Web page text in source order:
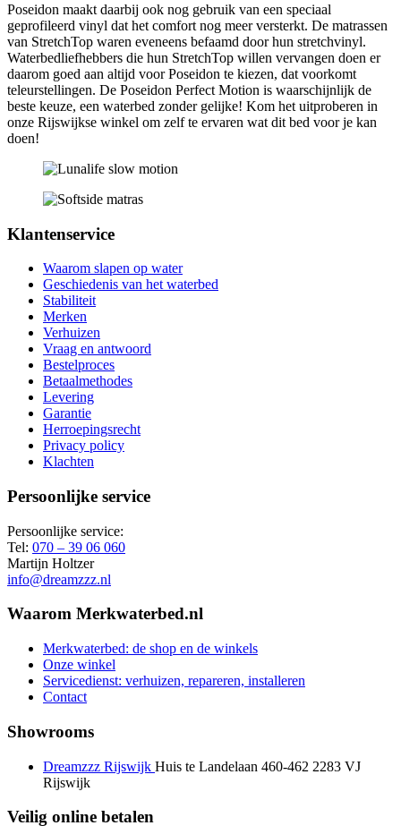
Poseidon maakt daarbij ook nog gebruik van een speciaal
geprofileerd vinyl dat het comfort nog meer versterkt. De matrassen
van StretchTop waren eveneens befaamd door hun stretchvinyl.
Waterbedliefhebbers die hun StretchTop willen vervangen doen er
daarom goed aan altijd voor Poseidon te kiezen, dat voorkomt
teleurstellingen. De Poseidon Perfect Motion is waarschijnlijk de
beste keuze, een waterbed zonder gelijke! Kom het uitproberen in
onze Rijswijkse winkel om zelf te ervaren wat dit bed voor je kan
doen!
Klantenservice
Waarom slapen op water
Geschiedenis van het waterbed
Stabiliteit
Merken
Verhuizen
Vraag en antwoord
Bestelproces
Betaalmethodes
Levering
Garantie
Herroepingsrecht
Privacy policy
Klachten
Persoonlijke service
Persoonlijke service:
Tel: 070 – 39 06 060
Martijn Holtzer
info@dreamzzz.nl
Waarom Merkwaterbed.nl
Merkwaterbed: de shop en de winkels
Onze winkel
Servicedienst: verhuizen, repareren, installeren
Contact
Showrooms
Dreamzzz Rijswijk Huis te Landelaan 460-462 2283 VJ
Rijswijk
Veilig online betalen